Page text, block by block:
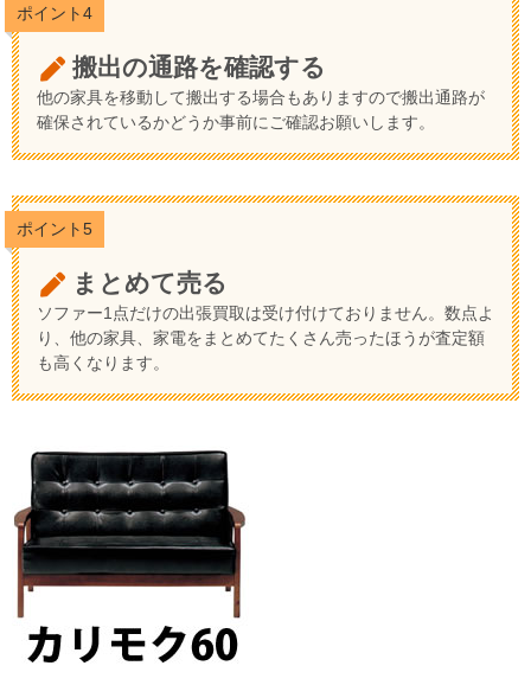
ポイント4
搬出の通路を確認する
他の家具を移動して搬出する場合もありますので搬出通路が
確保されているかどうか事前にご確認お願いします。
ポイント5
まとめて売る
ソファー1点だけの出張買取は受け付けておりません。数点よ
り、他の家具、家電をまとめてたくさん売ったほうが査定額
も高くなります。